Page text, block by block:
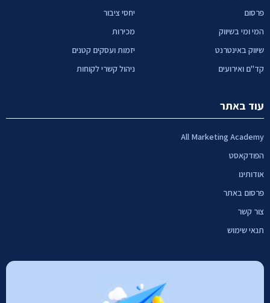
פרסום
המי ומי בשיווק
שיווק באינטרנט
קד"ם ואירועים
יחסי ציבור
מכירות
יזמות ועסקים קטנים
ניהול קשרי לקוחות
עוד באתר
All Marketing Academy
הפודקאסט
אודותינו
פרסום באתר
צור קשר
תנאי שימוש